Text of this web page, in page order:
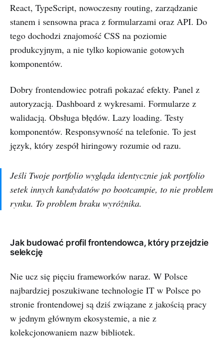
React, TypeScript, nowoczesny routing, zarządzanie
stanem i sensowna praca z formularzami oraz API. Do
tego dochodzi znajomość CSS na poziomie
produkcyjnym, a nie tylko kopiowanie gotowych
komponentów.
Dobry frontendowiec potrafi pokazać efekty. Panel z
autoryzacją. Dashboard z wykresami. Formularze z
walidacją. Obsługa błędów. Lazy loading. Testy
komponentów. Responsywność na telefonie. To jest
język, który zespół hiringowy rozumie od razu.
Jeśli Twoje portfolio wygląda identycznie jak portfolio
setek innych kandydatów po bootcampie, to nie problem
rynku. To problem braku wyróżnika.
Jak budować profil frontendowca, który przejdzie
selekcję
Nie ucz się pięciu frameworków naraz. W Polsce
najbardziej poszukiwane technologie IT w Polsce po
stronie frontendowej są dziś związane z jakością pracy
w jednym głównym ekosystemie, a nie z
kolekcjonowaniem nazw bibliotek.